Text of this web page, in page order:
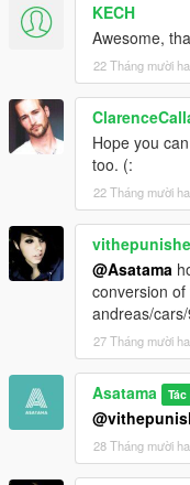
KECH
Awesome,
22 Tháng mười
Hope you
too. (:
22 Tháng mười
@Asatama
conversion
andreas/
27 Tháng mười
Asatama
28 Tháng mười